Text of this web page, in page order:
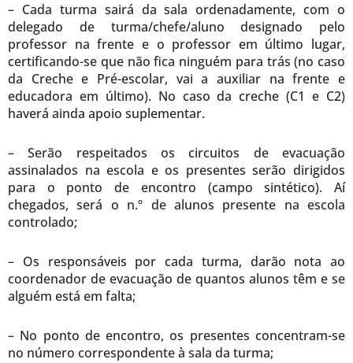
– Cada turma sairá da sala ordenadamente, com o
delegado de turma/chefe/aluno designado pelo
professor na frente e o professor em último lugar,
certificando-se que não fica ninguém para trás (no caso
da Creche e Pré-escolar, vai a auxiliar na frente e
educadora em último). No caso da creche (C1 e C2)
haverá ainda apoio suplementar.
– Serão respeitados os circuitos de evacuação
assinalados na escola e os presentes serão dirigidos
para o ponto de encontro (campo sintético). Aí
chegados, será o n.º de alunos presente na escola
controlado;
– Os responsáveis por cada turma, darão nota ao
coordenador de evacuação de quantos alunos têm e se
alguém está em falta;
– No ponto de encontro, os presentes concentram-se
no número correspondente à sala da turma;